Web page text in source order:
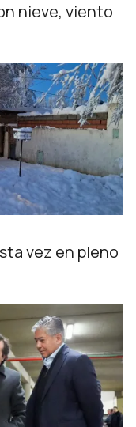
nieve, viento
vez en pleno